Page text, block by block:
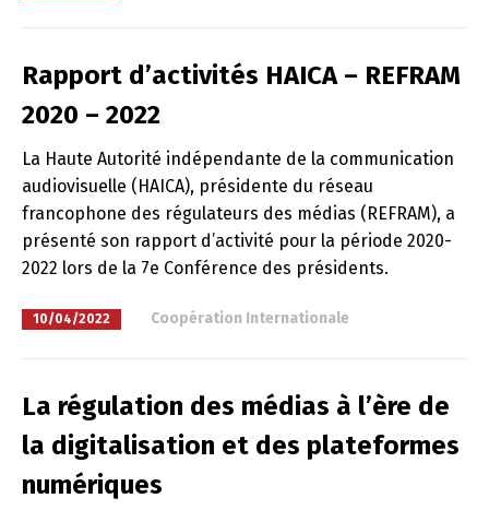
Rapport d’activités HAICA – REFRAM
2020 – 2022
La Haute Autorité indépendante de la communication
audiovisuelle (HAICA), présidente du réseau
francophone des régulateurs des médias (REFRAM), a
présenté son rapport d’activité pour la période 2020-
2022 lors de la 7e Conférence des présidents.
10/04/2022 Coopération Internationale
La régulation des médias à l’ère de
la digitalisation et des plateformes
numériques